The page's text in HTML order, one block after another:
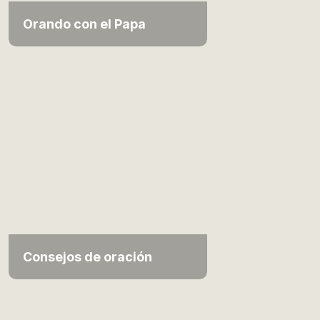
Orando con el Papa
Consejos de oración